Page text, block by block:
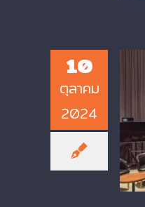
10
ตุลาคม
2024